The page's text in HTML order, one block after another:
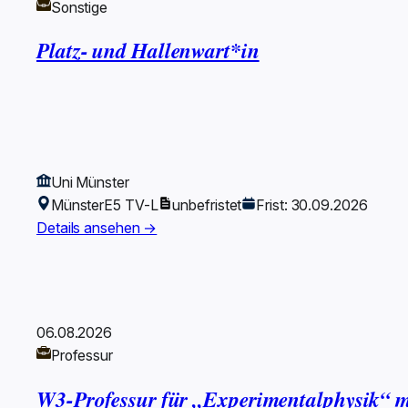
Sonstige
Platz- und Hallenwart*in
Uni Münster
MünsterE5 TV-L unbefristet
Frist: 30.09.2026
Details ansehen →
06.08.2026
Professur
W3-Professur für „Experimentalphysik“